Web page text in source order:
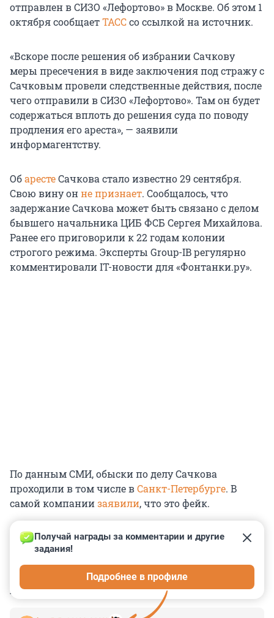
отправлен в СИЗО «Лефортово» в Москве. Об этом 1
октября сообщаетТАССсо ссылкой на источник.
«Вскоре после решения об избрании Сачкову
меры пресечения в виде заключения под стражу с
Сачковым провели следственные действия, после
чего отправили в СИЗО «Лефортово». Там он будет
содержаться вплоть до решения суда по поводу
продления его ареста», — заявили
информагентству.
ОбарестеСачкова стало известно 29 сентября.
Свою вину онне признает. Сообщалось, что
задержание Сачкова может быть связано с делом
бывшего начальника ЦИБ ФСБ Сергея Михайлова.
Ранее его приговорили к 22 годам колонии
строгого режима. Эксперты Group-IB регулярно
комментировали IT-новости для «Фонтанки.ру».
По данным СМИ, обыски по делу Сачкова
проходили в том числе вСанкт-Петербурге. В
самой компаниизаявили, что это фейк.
КОММЕНТАРИИ 5
Получай награды за комментарии и другие
задания!
Подробнее в профиле